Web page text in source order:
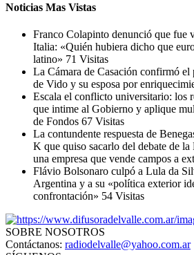
Noticias Mas Vistas
Franco Colapinto denunció que fue
Italia: «Quién hubiera dicho que
latino» 71 Visitas
La Cámara de Casación confirmó el
de Vido y su esposa por
Escala el conflicto universitario: los
que intime al Gobierno y aplique
de Fondos 67 Visitas
La contundente respuesta de
K que quiso sacarlo del debate de
una empresa que vende campos a
Flávio Bolsonaro culpó a Lula da
Argentina y a su «política exterior
confrontación» 54 Visitas
SOBRE NOSOTROS
Contáctanos: radiodelvalle@yahoo.com.ar